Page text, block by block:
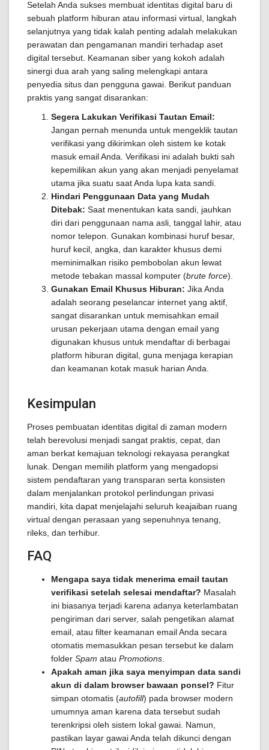
Setelah Anda sukses membuat identitas digital baru di
sebuah platform hiburan atau informasi virtual, langkah
selanjutnya yang tidak kalah penting adalah melakukan
perawatan dan pengamanan mandiri terhadap aset
digital tersebut. Keamanan siber yang kokoh adalah
sinergi dua arah yang saling melengkapi antara
penyedia situs dan pengguna gawai. Berikut panduan
praktis yang sangat disarankan:
Segera Lakukan Verifikasi Tautan Email:
Jangan pernah menunda untuk mengeklik tautan
verifikasi yang dikirimkan oleh sistem ke kotak
masuk email Anda. Verifikasi ini adalah bukti sah
kepemilikan akun yang akan menjadi penyelamat
utama jika suatu saat Anda lupa kata sandi.
Hindari Penggunaan Data yang Mudah
Ditebak: Saat menentukan kata sandi, jauhkan
diri dari penggunaan nama asli, tanggal lahir, atau
nomor telepon. Gunakan kombinasi huruf besar,
huruf kecil, angka, dan karakter khusus demi
meminimalkan risiko pembobolan akun lewat
metode tebakan massal komputer (brute force).
Gunakan Email Khusus Hiburan: Jika Anda
adalah seorang peselancar internet yang aktif,
sangat disarankan untuk memisahkan email
urusan pekerjaan utama dengan email yang
digunakan khusus untuk mendaftar di berbagai
platform hiburan digital, guna menjaga kerapian
dan keamanan kotak masuk harian Anda.
Kesimpulan
Proses pembuatan identitas digital di zaman modern
telah berevolusi menjadi sangat praktis, cepat, dan
aman berkat kemajuan teknologi rekayasa perangkat
lunak. Dengan memilih platform yang mengadopsi
sistem pendaftaran yang transparan serta konsisten
dalam menjalankan protokol perlindungan privasi
mandiri, kita dapat menjelajahi seluruh keajaiban ruang
virtual dengan perasaan yang sepenuhnya tenang,
rileks, dan terhibur.
FAQ
Mengapa saya tidak menerima email tautan
verifikasi setelah selesai mendaftar? Masalah
ini biasanya terjadi karena adanya keterlambatan
pengiriman dari server, salah pengetikan alamat
email, atau filter keamanan email Anda secara
otomatis memasukkan pesan tersebut ke dalam
folder Spam atau Promotions
Apakah aman jika saya menyimpan data sandi
akun di dalam browser bawaan ponsel? Fitur
simpan otomatis (autofill) pada browser modern
umumnya aman karena data tersebut sudah
terenkripsi oleh sistem lokal gawai. Namun,
pastikan layar gawai Anda telah dikunci dengan